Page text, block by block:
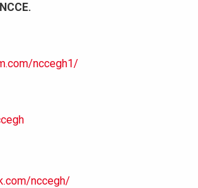
nccegh1/
nccegh/